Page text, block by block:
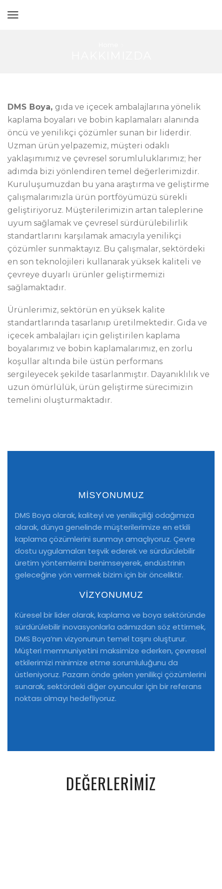
DMS Boya, gıda ve içecek ambalajlarına yönelik
kaplama boyaları ve bobin kaplamaları alanında
öncü ve yenilikçi çözümler sunan bir liderdir.
Uzman ürün yelpazemiz, müşteri odaklı
yaklaşımımız ve çevresel sorumluluklarımız; her
adımda bizi yönlendiren temel değerlerimizdir.
Kuruluşumuzdan bu yana araştırma ve geliştirme
çalışmalarımızla ürün portföyümüzü sürekli
geliştiriyoruz. Müşterilerimizin artan taleplerine
uyum sağlamak ve çevresel sürdürülebilirlik
standartlarını karşılamak amacıyla yenilikçi
çözümler sunmaktayız. Bu çalışmalar, sektördeki
en son teknolojileri kullanarak yüksek kaliteli ve
çevreye duyarlı ürünler geliştirmemizi
sağlamaktadır.
Ürünlerimiz, sektörün en yüksek kalite
standartlarında tasarlanıp üretilmektedir. Gıda ve
içecek ambalajları için geliştirilen kaplama
boyalarımız ve bobin kaplamalarımız, en zorlu
koşullar altında bile üstün performans
sergileyecek şekilde tasarlanmıştır. Dayanıklılık ve
uzun ömürlülük, ürün geliştirme sürecimizin
temelini oluşturmaktadır.
MİSYONUMUZ
DMS Boya olarak, kaliteyi ve yenilikçiliği odağımıza
alarak, dünya genelinde müşterilerimize en etkili
kaplama çözümlerini sunmayı amaçlıyoruz. Çevre
dostu uygulamaları teşvik ederek ve sürdürülebilir
üretim yöntemlerini benimseyerek, endüstrinin
geleceğine yön vermek bizim için bir önceliktir.
VİZYONUMUZ
Küresel bir lider olarak, kaplama ve boya sektöründe
sürdürülebilir inovasyonlarla adımızdan söz ettirmek,
DMS Boya’nın vizyonunun temel taşını oluşturur.
Müşteri memnuniyetini maksimize ederken, çevresel
etkilerimizi minimize etme sorumluluğunu da
üstleniyoruz. Pazarın önde gelen yenilikçi çözümlerini
sunarak, sektördeki diğer oyuncular için bir referans
noktası olmayı hedefliyoruz.
DEĞERLERİMİZ